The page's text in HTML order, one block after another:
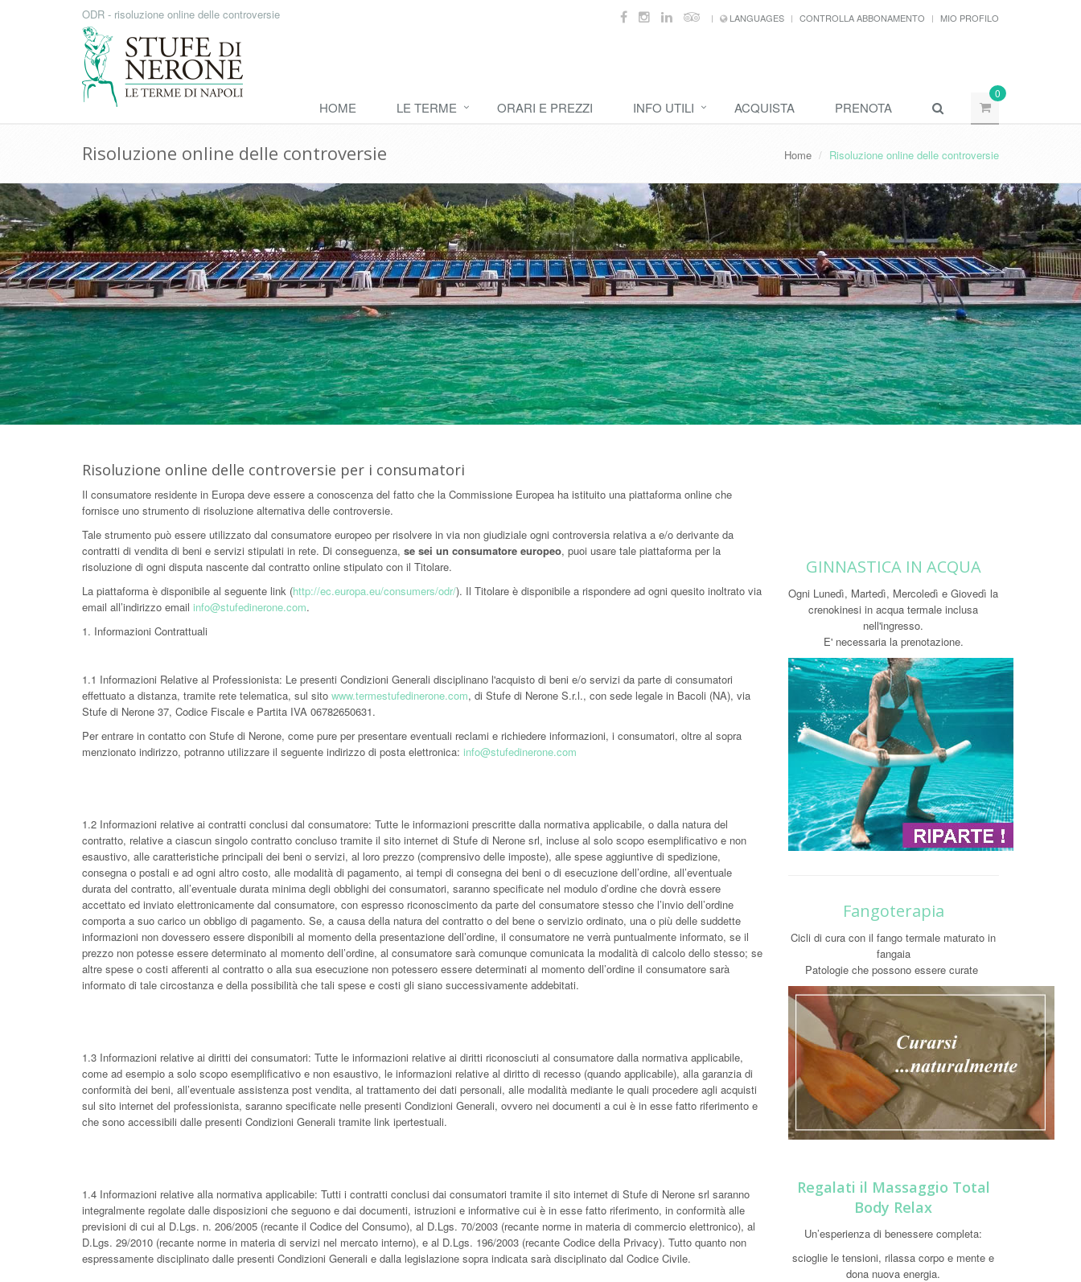
ODR - risoluzione online delle controversie LANGUAGES CONTROLLA ABBONAMENTO MIO PROFILO
HOME LE TERME ORARI E PREZZI INFO UTILI ACQUISTA PRENOTA
0
Risoluzione online delle controversie Home Risoluzione online delle controversie
Risoluzione online delle controversie per i consumatori
Il consumatore residente in Europa deve essere a conoscenza del fatto che la Commissione Europea ha istituito una piattaforma online che
fornisce uno strumento di risoluzione alternativa delle controversie.
Tale strumento può essere utilizzato dal consumatore europeo per risolvere in via non giudiziale ogni controversia relativa a e/o derivante da
contratti di vendita di beni e servizi stipulati in rete. Di conseguenza, se sei un consumatore europeo, puoi usare tale piattaforma per la
risoluzione di ogni disputa nascente dal contratto online stipulato con il Titolare.
La piattaforma è disponibile al seguente link (http://ec.europa.eu/consumers/odr/). Il Titolare è disponibile a rispondere ad ogni quesito inoltrato via
email all’indirizzo email info@stufedinerone.com.
1. Informazioni Contrattuali
1.1 Informazioni Relative al Professionista: Le presenti Condizioni Generali disciplinano l'acquisto di beni e/o servizi da parte di consumatori
effettuato a distanza, tramite rete telematica, sul sito www.termestufedinerone.com, di Stufe di Nerone S.r.l., con sede legale in Bacoli (NA), via
Stufe di Nerone 37, Codice Fiscale e Partita IVA 06782650631.
Per entrare in contatto con Stufe di Nerone, come pure per presentare eventuali reclami e richiedere informazioni, i consumatori, oltre al sopra
menzionato indirizzo, potranno utilizzare il seguente indirizzo di posta elettronica: info@stufedinerone.com
1.2 Informazioni relative ai contratti conclusi dal consumatore: Tutte le informazioni prescritte dalla normativa applicabile, o dalla natura del
contratto, relative a ciascun singolo contratto concluso tramite il sito internet di Stufe di Nerone srl, incluse al solo scopo esemplificativo e non
esaustivo, alle caratteristiche principali dei beni o servizi, al loro prezzo (comprensivo delle imposte), alle spese aggiuntive di spedizione,
consegna o postali e ad ogni altro costo, alle modalità di pagamento, ai tempi di consegna dei beni o di esecuzione dell’ordine, all’eventuale
durata del contratto, all’eventuale durata minima degli obblighi dei consumatori, saranno specificate nel modulo d’ordine che dovrà essere
accettato ed inviato elettronicamente dal consumatore, con espresso riconoscimento da parte del consumatore stesso che l’invio dell’ordine
comporta a suo carico un obbligo di pagamento. Se, a causa della natura del contratto o del bene o servizio ordinato, una o più delle suddette
informazioni non dovessero essere disponibili al momento della presentazione dell’ordine, il consumatore ne verrà puntualmente informato, se il
prezzo non potesse essere determinato al momento dell’ordine, al consumatore sarà comunque comunicata la modalità di calcolo dello stesso; se
altre spese o costi afferenti al contratto o alla sua esecuzione non potessero essere determinati al momento dell’ordine il consumatore sarà
informato di tale circostanza e della possibilità che tali spese e costi gli siano successivamente addebitati.
1.3 Informazioni relative ai diritti dei consumatori: Tutte le informazioni relative ai diritti riconosciuti al consumatore dalla normativa applicabile,
come ad esempio a solo scopo esemplificativo e non esaustivo, le informazioni relative al diritto di recesso (quando applicabile), alla garanzia di
conformità dei beni, all’eventuale assistenza post vendita, al trattamento dei dati personali, alle modalità mediante le quali procedere agli acquisti
sul sito internet del professionista, saranno specificate nelle presenti Condizioni Generali, ovvero nei documenti a cui è in esse fatto riferimento e
che sono accessibili dalle presenti Condizioni Generali tramite link ipertestuali.
1.4 Informazioni relative alla normativa applicabile: Tutti i contratti conclusi dai consumatori tramite il sito internet di Stufe di Nerone srl saranno
integralmente regolate dalle disposizioni che seguono e dai documenti, istruzioni e informative cui è in esse fatto riferimento, in conformità alle
previsioni di cui al D.Lgs. n. 206/2005 (recante il Codice del Consumo), al D.Lgs. 70/2003 (recante norme in materia di commercio elettronico), al
D.Lgs. 29/2010 (recante norme in materia di servizi nel mercato interno), e al D.Lgs. 196/2003 (recante Codice della Privacy). Tutto quanto non
espressamente disciplinato dalle presenti Condizioni Generali e dalla legislazione sopra indicata sarà disciplinato dal Codice Civile.
GINNASTICA IN ACQUA
Ogni Lunedì, Martedì, Mercoledì e Giovedì la
crenokinesi in acqua termale inclusa
nell'ingresso.
E' necessaria la prenotazione.
Fangoterapia
Cicli di cura con il fango termale maturato in
fangaia
Patologie che possono essere curate
Regalati il Massaggio Total
Body Relax
Un’esperienza di benessere completa:
scioglie le tensioni, rilassa corpo e mente e
dona nuova energia.